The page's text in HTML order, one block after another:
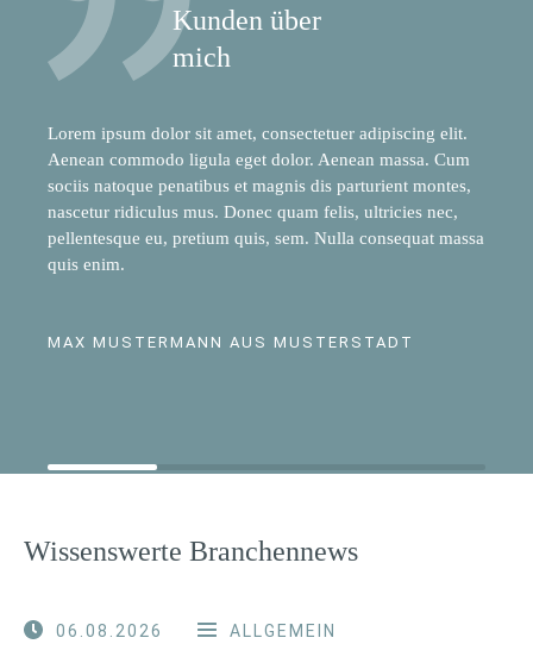
Kunden über
mich
Lorem ipsum dolor sit amet, consectetuer adipiscing elit.
Aenean commodo ligula eget dolor. Aenean massa. Cum
sociis natoque penatibus et magnis dis parturient montes,
nascetur ridiculus mus. Donec quam felis, ultricies nec,
pellentesque eu, pretium quis, sem. Nulla consequat massa
quis enim.
MAX MUSTERMANN AUS MUSTERSTADT
Wissenswerte Branchennews
06.08.2026 ALLGEMEIN